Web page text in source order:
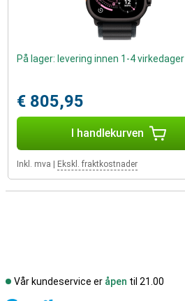
På lager: levering innen 1-4 virkedager
€ 805,95
I handlekurven
Inkl. mva Ekskl. fraktkostnader
Vår kundeservice er åpen til 21.00